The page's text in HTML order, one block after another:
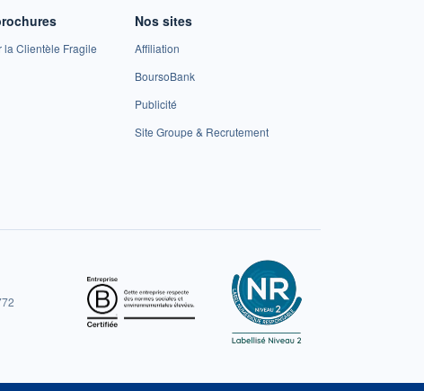
la Clientèle Fragile
Nos sites
Affiliation
BoursoBank
Publicité
Site Groupe & Recrutement